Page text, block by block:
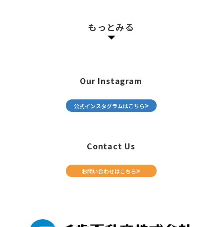
もっとみる
Our Instagram
公式インスタグラムはこちら
Contact Us
お問い合わせはこちら